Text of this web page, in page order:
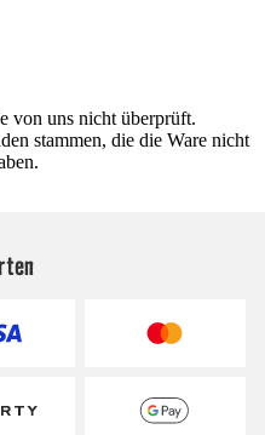
von uns nicht überprüft.
stammen, die die Ware nicht